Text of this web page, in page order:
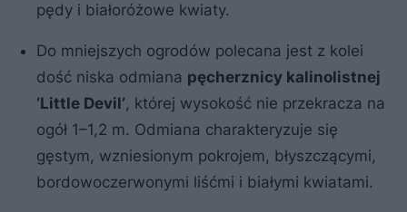
pędy i białoróżowe kwiaty.
Do mniejszych ogrodów polecana jest z kolei
dość niska odmiana pęcherznicy kalinolistnej
‘Little Devil’, której wysokość nie przekracza na
ogół 1–1,2 m. Odmiana charakteryzuje się
gęstym, wzniesionym pokrojem, błyszczącymi,
bordowoczerwonymi liśćmi i białymi kwiatami.